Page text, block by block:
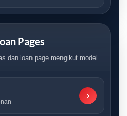
Pages
dan loan page mengikut model.
›